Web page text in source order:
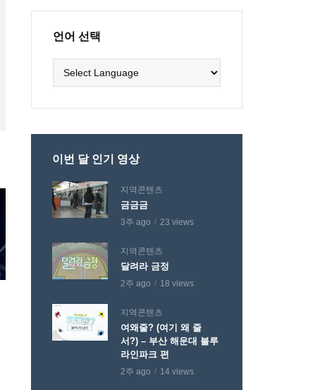
언어 선택
이번 달 인기 영상
지역콘텐츠
금금금
3주 ago 23 views
지역콘텐츠
달려라 금정
2주 ago 18 views
지역콘텐츠
여왜줄? (여기 왜 줄
서?) – 부산 해운대 블루
라인파크 편
2주 ago 14 views